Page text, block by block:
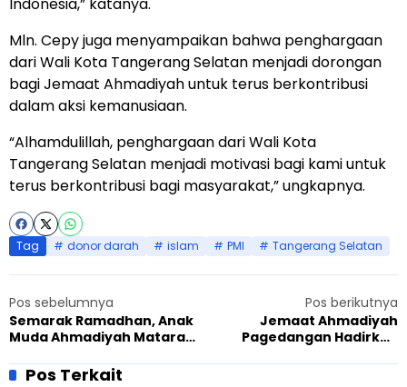
Mln. Cepy juga menyampaikan bahwa penghargaan
dari Wali Kota Tangerang Selatan menjadi dorongan
bagi Jemaat Ahmadiyah untuk terus berkontribusi
dalam aksi kemanusiaan.
“Alhamdulillah, penghargaan dari Wali Kota
Tangerang Selatan menjadi motivasi bagi kami untuk
terus berkontribusi bagi masyarakat,” ungkapnya.
Tag donor darah islam PMI Tangerang Selatan
Pos sebelumnya
Semarak Ramadhan, Anak
Muda Ahmadiyah Mataram
Lomba MTQ
Pos berikutnya
Jemaat Ahmadiyah
Pagedangan Hadirkan
Takjil di Momen Ramadhan
Pos Terkait